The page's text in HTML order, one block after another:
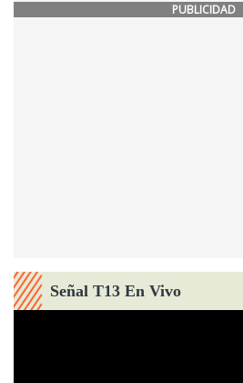
PUBLICIDAD
Señal T13 En Vivo